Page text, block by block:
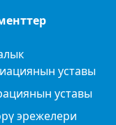
уставы
уставы
эрежелери